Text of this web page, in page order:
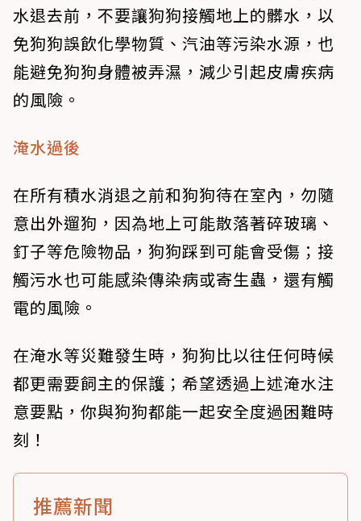
水退去前，不要讓狗狗接觸地上的髒水，以
免狗狗誤飲化學物質、汽油等污染水源，也
能避免狗狗身體被弄濕，減少引起皮膚疾病
的風險。
淹水過後
在所有積水消退之前和狗狗待在室內，勿隨
意出外遛狗，因為地上可能散落著碎玻璃、
釘子等危險物品，狗狗踩到可能會受傷；接
觸污水也可能感染傳染病或寄生蟲，還有觸
電的風險。
在淹水等災難發生時，狗狗比以往任何時候
都更需要飼主的保護；希望透過上述淹水注
意要點，你與狗狗都能一起安全度過困難時
刻！
推薦新聞